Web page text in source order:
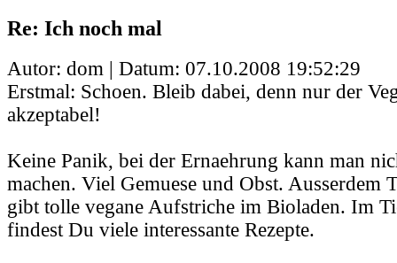
Re: Ich noch mal
Autor: dom | Datum: 07.10.2008 19:52:29
Erstmal: Schoen. Bleib dabei, denn nur der
akzeptabel!
Keine Panik, bei der Ernaehrung kann man
machen. Viel Gemuese und Obst. Ausserdem
gibt tolle vegane Aufstriche im Bioladen. Im
findest Du viele interessante Rezepte.